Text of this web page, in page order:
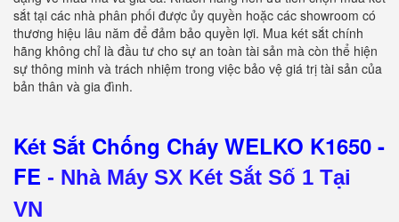
sắt tại các nhà phân phối được ủy quyền hoặc các showroom có
thương hiệu lâu năm để đảm bảo quyền lợi. Mua két sắt chính
hãng không chỉ là đầu tư cho sự an toàn tài sản mà còn thể hiện
sự thông minh và trách nhiệm trong việc bảo vệ giá trị tài sản của
bản thân và gia đình.
Két Sắt Chống Cháy WELKO K1650 -
FE - Nhà Máy SX Két Sắt Số 1 Tại
VN